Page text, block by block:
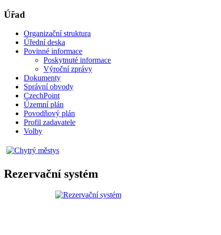
Úřad
Organizační struktura
Úřední deska
Povinné informace
Poskytnuté informace
Výroční zprávy
Dokumenty
Správní obvody
CzechPoint
Územní plán
Povodňový plán
Profil zadavatele
Volby
Rezervační systém